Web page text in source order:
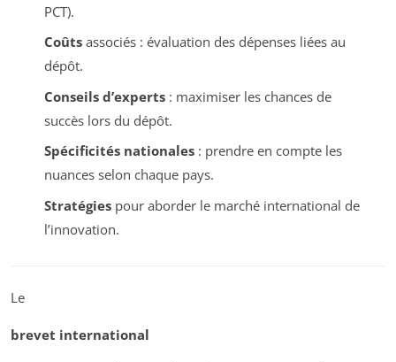
PCT).
Coûtsassociés : évaluation des dépenses liées au
dépôt.
Conseils d’experts: maximiser les chances de
succès lors du dépôt.
Spécificités nationales: prendre en compte les
nuances selon chaque pays.
Stratégiespour aborder le marché international de
l’innovation.
Le
brevet international